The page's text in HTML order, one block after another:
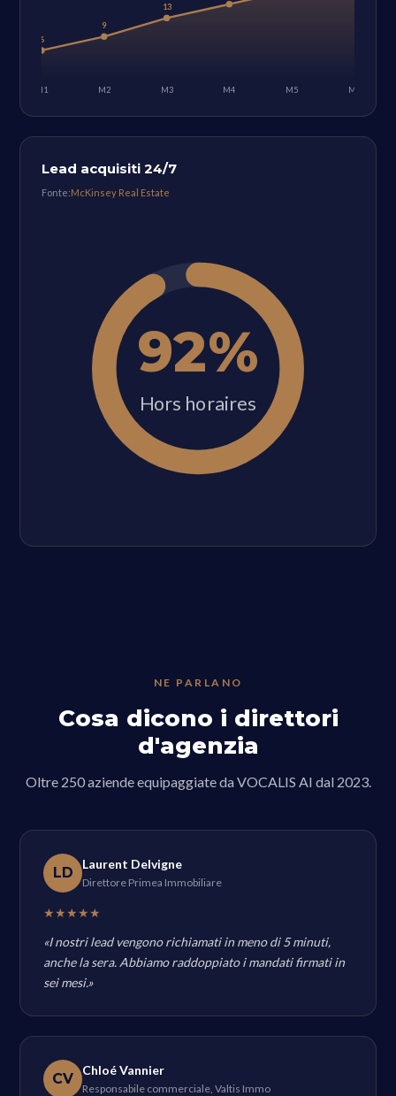
M1 M2 M3 M4 M5 M6
6
9
13
Lead acquisiti 24/7
Fonte:McKinsey Real Estate
92%
Hors horaires
NE PARLANO
Cosa dicono i direttori
d'agenzia
Oltre 250 aziende equipaggiate da VOCALIS AI dal 2023.
LD
Laurent Delvigne
Direttore Primea Immobiliare
★★★★★
«I nostri lead vengono richiamati in meno di 5 minuti,
anche la sera. Abbiamo raddoppiato i mandati firmati in
sei mesi.»
CV
Chloé Vannier
Responsabile commerciale, Valtis Immo